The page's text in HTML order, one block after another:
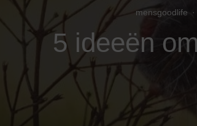
mensgoodlife ·
5 ideeën